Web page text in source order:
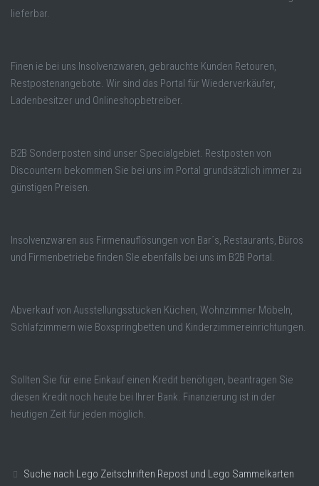
lieferbar.
Finen ie bei uns Insolvenzwaren, gebrauchte Kunden Retouren,
Restpostenangebote. Wir sind das Portal für Wiederverkäufer,
Ladenbesitzer und Onlineshopbetreiber.
B2B Sonderposten sind unser Specialgebiet. Restposten von
Discountern bekommen Sie bei uns im Portal grundsätzlich immer zu
günstigen Preisen.
Insolvenzwaren aus Firmenauflösungen von Bar´s, Restaurants, Büros
und Firmenbetriebe finden SIe ebenfalls bei uns im B2B Portal.
Abverkauf von Ausstellungsstücken Küchen, Wohnzimmer Möbeln,
Schlafzimmern wie Boxspringbetten und Kinderzimmereinrichtungen.
Sollten Sie für eine Einkauf einen Kredit benötigen, beantragen Sie
diesen Kredit noch heute bei Ihrer Bank. Finanzierung ist in der
heutigen Zeit für jeden möglich.
Suche nach Lego Zeitschriften Repost und Lego Sammelkarten